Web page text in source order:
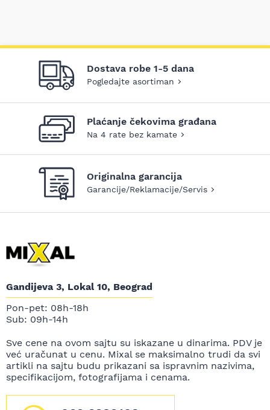
Dostava robe 1-5 dana
Pogledajte asortiman
Plaćanje čekovima građana
Na 4 rate bez kamate
Originalna garancija
Garancije/Reklamacije/Servis
Gandijeva 3, Lokal 10, Beograd
Pon-pet: 08h-18h
Sub: 09h-14h
Sve cene na ovom sajtu su iskazane u dinarima. PDV je
već uračunat u cenu. Mixal se maksimalno trudi da svi
artikli na sajtu budu prikazani sa ispravnim nazivima,
specifikacijom, fotografijama i cenama.